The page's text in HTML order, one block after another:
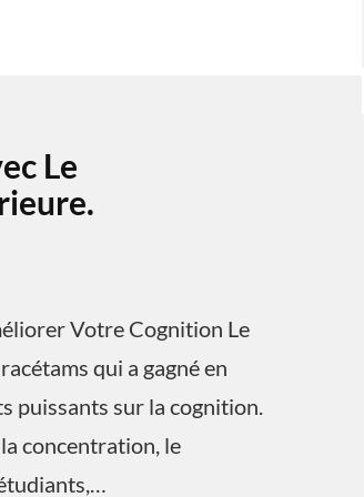
Le
Votre Cognition Le
qui a gagné en
puissants sur la cognition.
concentration, le